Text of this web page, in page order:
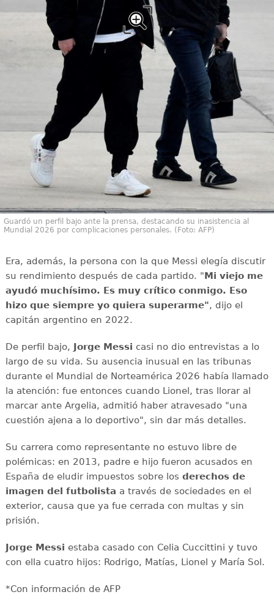
Guardó un perfil bajo ante la prensa, destacando su inasistencia al
Mundial 2026 por complicaciones personales. (Foto: AFP)
Era, además, la persona con la que Messi elegía discutir
su rendimiento después de cada partido. "Mi viejo me
ayudó muchísimo. Es muy crítico conmigo. Eso
hizo que siempre yo quiera superarme", dijo el
capitán argentino en 2022.
De perfil bajo, Jorge Messi casi no dio entrevistas a lo
largo de su vida. Su ausencia inusual en las tribunas
durante el Mundial de Norteamérica 2026 había llamado
la atención: fue entonces cuando Lionel, tras llorar al
marcar ante Argelia, admitió haber atravesado "una
cuestión ajena a lo deportivo", sin dar más detalles.
Su carrera como representante no estuvo libre de
polémicas: en 2013, padre e hijo fueron acusados en
España de eludir impuestos sobre los derechos de
imagen del futbolista a través de sociedades en el
exterior, causa que ya fue cerrada con multas y sin
prisión.
Jorge Messi estaba casado con Celia Cuccittini y tuvo
con ella cuatro hijos: Rodrigo, Matías, Lionel y María Sol.
*Con información de AFP